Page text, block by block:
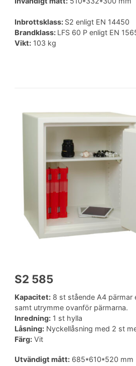
Inbrottsklass: S2 enligt EN 14450
Brandklass: LFS 60 P enligt EN
Vikt:103 kg
S2 585
Kapacitet:8 st stående A4 pärmar
samt utrymme ovanför pärmarna.
Inredning:1 st hylla
Låsning:Nyckellåsning med 2 st
Färg:Vit
Utvändigt mått:685*610*520 mm